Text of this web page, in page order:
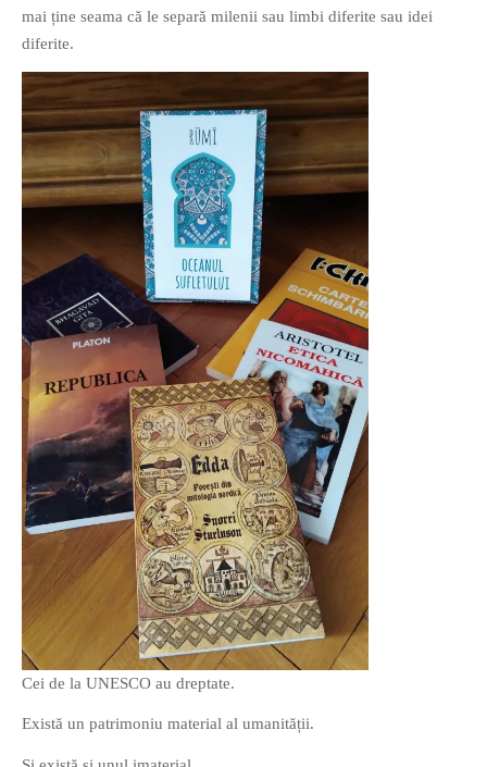
Acrostics!
PRIETENI APROPIATI
Victor Sosea – Designer
PRIETENI DIN AFARA BRESLEI
Vreau-schimbare.ro
PRIETENI DIN BREASLA
Filme-Carti.ro
mai ține seama că le separă milenii sau limbi diferite sau idei
diferite.
Cei de la UNESCO au dreptate.
Există un patrimoniu material al umanității.